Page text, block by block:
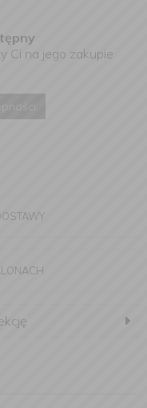
Ci na jego zakupie